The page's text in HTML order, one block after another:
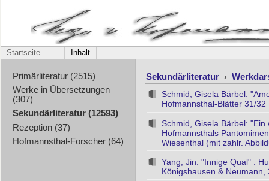
Startseite Inhalt
Primärliteratur (2515)
Werke in Übersetzungen
(307)
Sekundärliteratur (12593)
Rezeption (37)
Hofmannsthal-Forscher (64)
Sekundärliteratur ›
Schmid, Gisela Bärbel:
Hofmannsthal-Blätter 31/
Schmid, Gisela Bärbel:
Hofmannsthals
Wiesenthal (mit zahlr.
Yang, Jin: "Innige Qual" :
Königshausen & Neumann,